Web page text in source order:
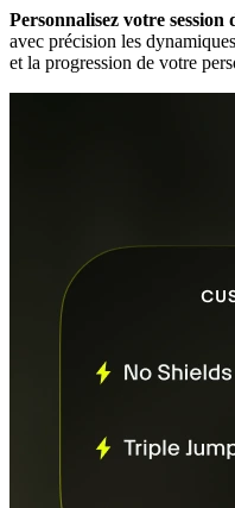
Personnalisez votre session
avec précision les
et la progression de votre